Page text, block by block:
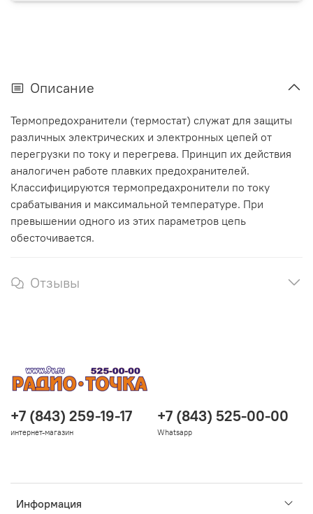
Описание
Термопредохранители (термостат) служат для защиты
различных электрических и электронных цепей от
перегрузки по току и перегрева. Принцип их действия
аналогичен работе плавких предохранителей.
Классифицируются термопредахронители по току
срабатывания и максимальной температуре. При
превышении одного из этих параметров цепь
обесточивается.
Отзывы
Информация
+7 (843) 259-19-17
интернет-магазин
+7 (843) 525-00-00
Whatsapp